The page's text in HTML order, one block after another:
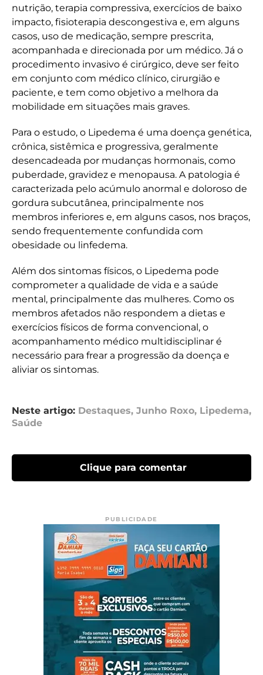
nutrição, terapia compressiva, exercícios de baixo
impacto, fisioterapia descongestiva e, em alguns
casos, uso de medicação, sempre prescrita,
acompanhada e direcionada por um médico. Já o
procedimento invasivo é cirúrgico, deve ser feito
em conjunto com médico clínico, cirurgião e
paciente, e tem como objetivo a melhora da
mobilidade em situações mais graves.
Para o estudo, o Lipedema é uma doença genética,
crônica, sistêmica e progressiva, geralmente
desencadeada por mudanças hormonais, como
puberdade, gravidez e menopausa. A patologia é
caracterizada pelo acúmulo anormal e doloroso de
gordura subcutânea, principalmente nos
membros inferiores e, em alguns casos, nos braços,
sendo frequentemente confundida com
obesidade ou linfedema.
Além dos sintomas físicos, o Lipedema pode
comprometer a qualidade de vida e a saúde
mental, principalmente das mulheres. Como os
membros afetados não respondem a dietas e
exercícios físicos de forma convencional, o
acompanhamento médico multidisciplinar é
necessário para frear a progressão da doença e
aliviar os sintomas.
Neste artigo: Destaques, Junho Roxo, Lipedema,
Saúde
Clique para comentar
PUBLICIDADE